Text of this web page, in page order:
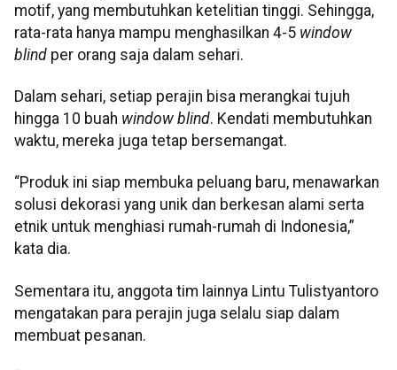
motif, yang membutuhkan ketelitian tinggi. Sehingga,
rata-rata hanya mampu menghasilkan 4-5 window
blind per orang saja dalam sehari.
Dalam sehari, setiap perajin bisa merangkai tujuh
hingga 10 buah window blind. Kendati membutuhkan
waktu, mereka juga tetap bersemangat.
“Produk ini siap membuka peluang baru, menawarkan
solusi dekorasi yang unik dan berkesan alami serta
etnik untuk menghiasi rumah-rumah di Indonesia,”
kata dia.
Sementara itu, anggota tim lainnya Lintu Tulistyantoro
mengatakan para perajin juga selalu siap dalam
membuat pesanan.